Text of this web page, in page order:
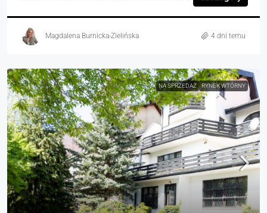
Magdalena Burnicka-Zielińska 4 dni temu
NA SPRZEDAŻ RYNEK WTÓRNY